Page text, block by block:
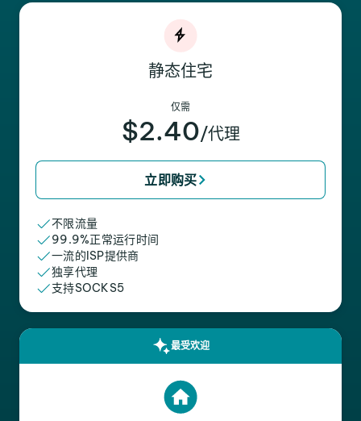
静态住宅
仅需
$2.40/代理
立即购买
不限流量
99.9%正常运行时间
一流的ISP提供商
独享代理
支持SOCKS5
最受欢迎